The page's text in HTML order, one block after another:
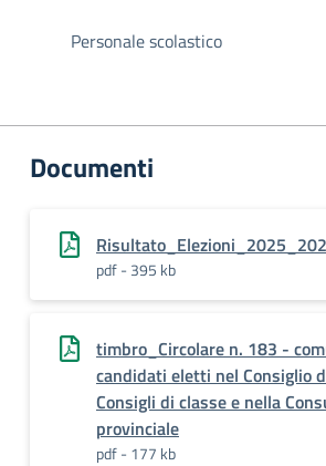
Personale scolastico
Documenti
pdf - 395 kb
timbro_Circolare n. 183 -
candidati eletti nel Consiglio
Consigli di classe e nella
provinciale
pdf - 177 kb